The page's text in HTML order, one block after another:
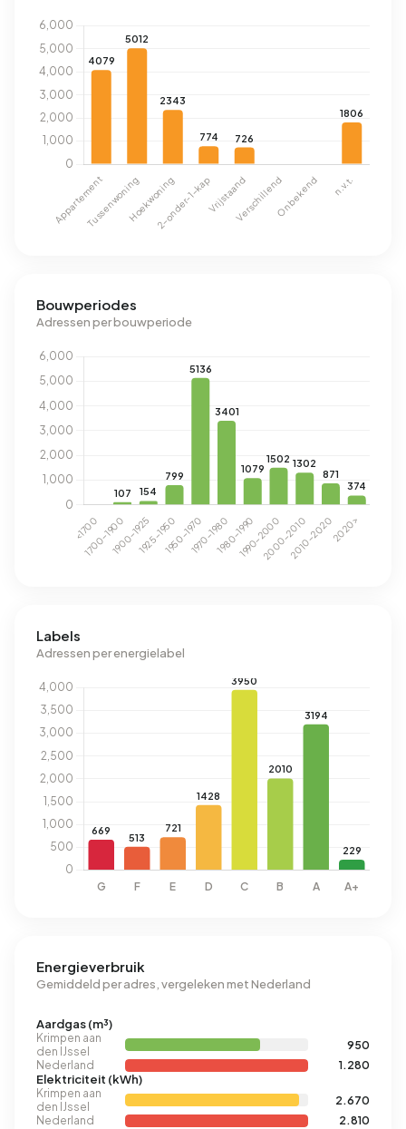
Bouwperiodes
Adressen per bouwperiode
Labels
Adressen per energielabel
Energieverbruik
Gemiddeld per adres, vergeleken met Nederland
Aardgas (m³)
Krimpen aan
den IJssel
950
Nederland
1.280
Elektriciteit (kWh)
Krimpen aan
den IJssel
2.670
Nederland
2.810